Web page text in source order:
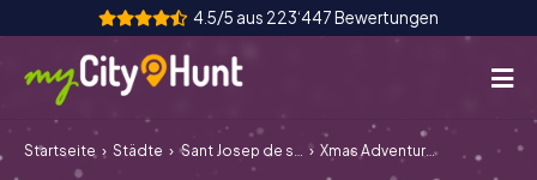
4.5/5 aus 223‘447 Bewertungen
So funktioniert's
Startseite Städte Sant Josep de sa Talaia Xmas Adventure Sant Josep de sa Talaia